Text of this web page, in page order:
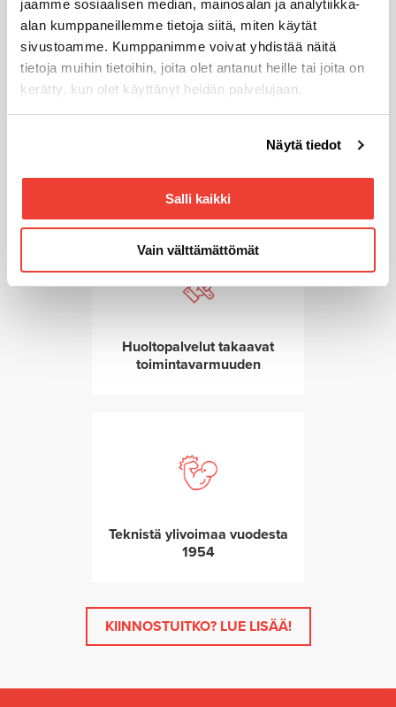
jaamme sosiaalisen median, mainosalan ja analytiikka-
alan kumppaneillemme tietoja siitä, miten käytät
sivustoamme. Kumppanimme voivat yhdistää näitä
tietoja muihin tietoihin, joita olet antanut heille tai joita on
kerätty, kun olet käyttänyt heidän palvelujaan.
linkistä.
Näytä tiedot
Salli kaikki
Vain välttämättömät
palvelutakuulla
Huoltopalvelut takaavat
toimintavarmuuden
Teknistä ylivoimaa vuodesta
1954
KIINNOSTUITKO? LUE LISÄÄ!